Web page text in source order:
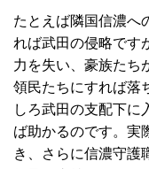
たとえば隣国信濃へ
れば武田の侵略です
力を失い、豪族たち
領民たちにすれば落
しろ武田の支配下に
ば助かるのです。実
き、さらに信濃守護